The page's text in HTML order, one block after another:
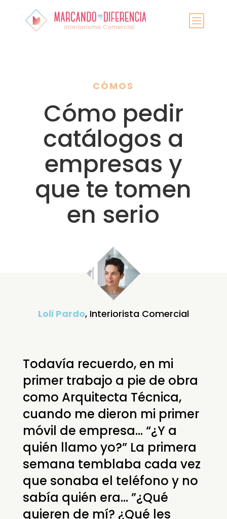
CÓMOS
Cómo pedir
catálogos a
empresas y
que te tomen
en serio
Loli Pardo, Interiorista Comercial
Todavía recuerdo, en mi
primer trabajo a pie de obra
como Arquitecta Técnica,
cuando me dieron mi primer
móvil de empresa… “¿Y a
quién llamo yo?” La primera
semana temblaba cada vez
que sonaba el teléfono y no
sabía quién era… ”¿Qué
quieren de mí? ¿Qué les